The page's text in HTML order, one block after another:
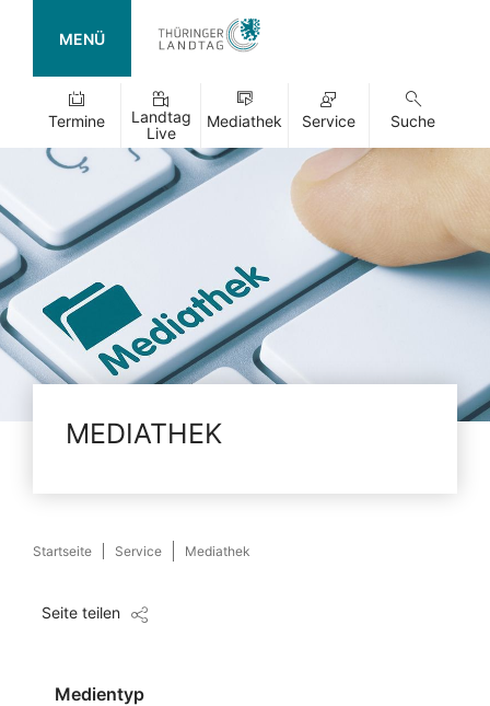
MENÜ
Termine
Landtag
Live
Mediathek Service Suche
MEDIATHEK
Startseite Service Mediathek
Seite teilen
Medientyp